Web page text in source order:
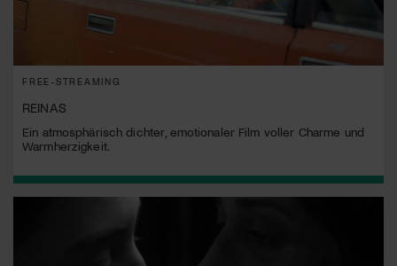
FREE-STREAMING
REINAS
Ein atmosphärisch dichter, emotionaler Film voller Charme und
Warmherzigkeit.